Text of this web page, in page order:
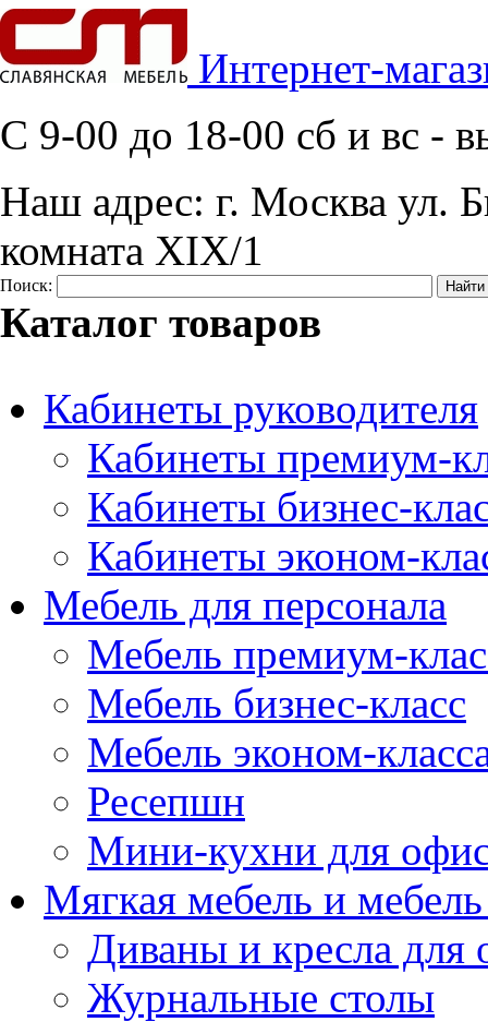
Интернет-
C 9-00 до 18-00 сб и вс -
Наш адрес: г. Москва ул.
комната XIX/1
Поиск:
Каталог товаров
Кабинеты руководителя
Кабинеты премиум-
Кабинеты бизнес-
Кабинеты эконом-
Мебель для персонала
Мебель премиум-
Мебель бизнес-класс
Мебель эконом-
Ресепшн
Мини-кухни для
Мягкая мебель и
Диваны и кресла для
Журнальные столы